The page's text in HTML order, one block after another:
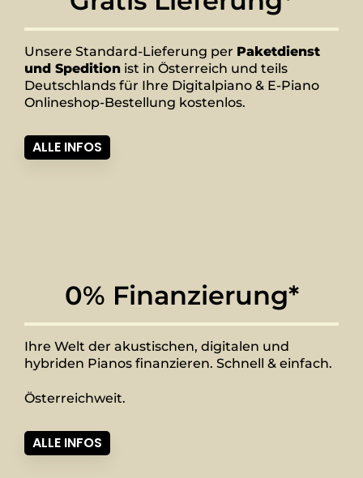
Unsere Standard-Lieferung per Paketdienst
und Spedition ist in Österreich und teils
Deutschlands für Ihre Digitalpiano & E-Piano
Onlineshop-Bestellung kostenlos.
ALLE INFOS
0% Finanzierung*
Ihre Welt der akustischen, digitalen und
hybriden Pianos finanzieren. Schnell & einfach.
Österreichweit.
ALLE INFOS